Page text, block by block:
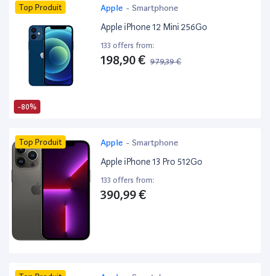
-80%
Top Produit Apple - Smartphone
Apple iPhone 12 Mini 256Go
133 offers from:
198,90 € 979,39 €
Top Produit Apple - Smartphone
Apple iPhone 13 Pro 512Go
133 offers from:
390,99 €